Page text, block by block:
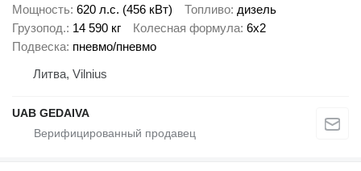
Мощность 620 л.с. (456 кВт) Топливо дизель
Грузопод. 14 590 кг Колесная формула 6x2
Подвеска пневмо/пневмо
Литва, Vilnius
UAB GEDAIVA